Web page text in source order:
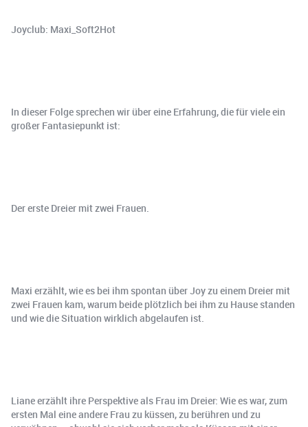
Joyclub: Maxi_Soft2Hot
In dieser Folge sprechen wir über eine Erfahrung, die für viele ein
großer Fantasiepunkt ist:
Der erste Dreier mit zwei Frauen.
Maxi erzählt, wie es bei ihm spontan über Joy zu einem Dreier mit
zwei Frauen kam, warum beide plötzlich bei ihm zu Hause standen
und wie die Situation wirklich abgelaufen ist.
Liane erzählt ihre Perspektive als Frau im Dreier: Wie es war, zum
ersten Mal eine andere Frau zu küssen, zu berühren und zu